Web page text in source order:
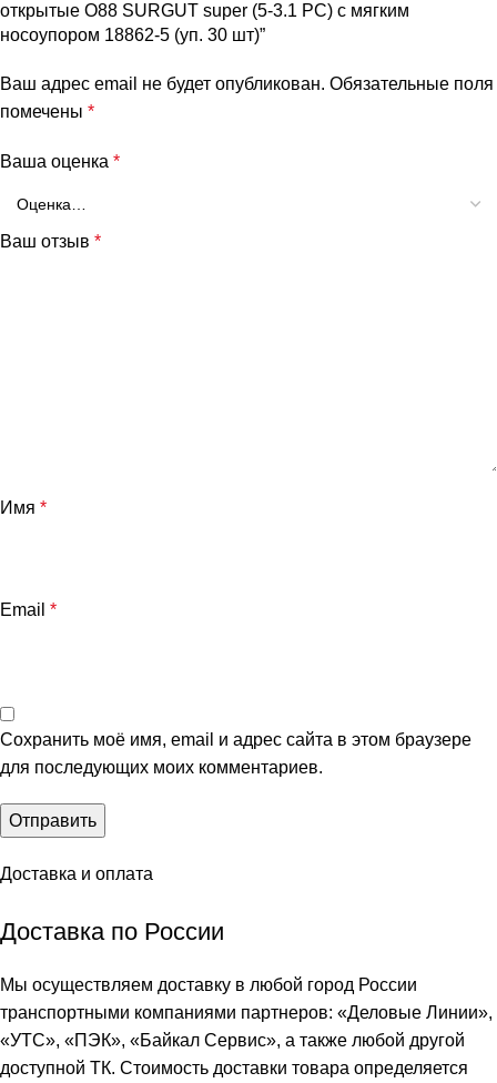
открытые О88 SURGUT super (5-3.1 РС) с мягким
носоупором 18862-5 (уп. 30 шт)”
Ваш адрес email не будет опубликован. Обязательные поля
помечены *
Ваша оценка *
Ваш отзыв *
Имя *
Email *
Сохранить моё имя, email и адрес сайта в этом браузере
для последующих моих комментариев.
Доставка и оплата
Доставка по России
Мы осуществляем доставку в любой город России
транспортными компаниями партнеров: «Деловые Линии»,
«УТС», «ПЭК», «Байкал Сервис», а также любой другой
доступной ТК. Стоимость доставки товара определяется